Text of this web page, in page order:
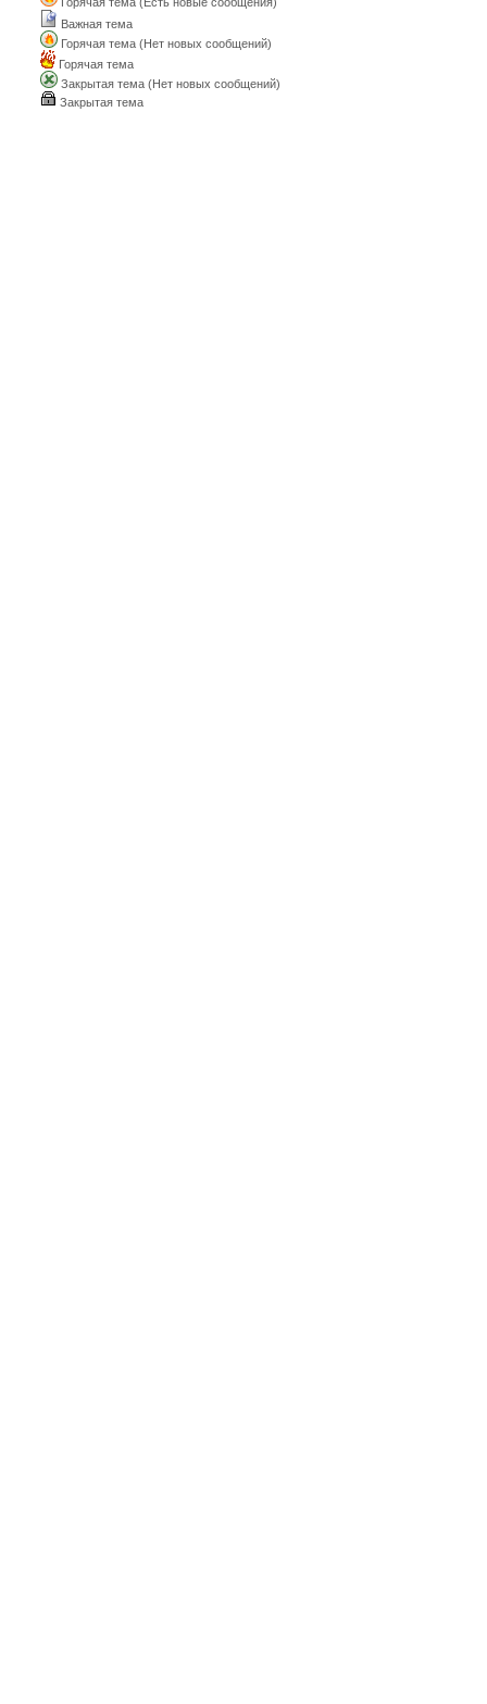
Важная тема
Горячая тема (Нет новых сообщений)
Горячая тема
Закрытая тема (Нет новых сообщений)
Закрытая тема